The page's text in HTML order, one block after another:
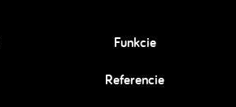
Funkcie
Referencie